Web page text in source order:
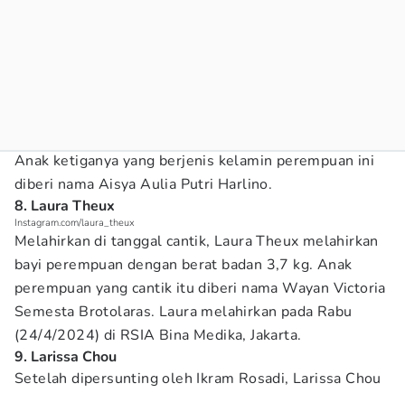
Anak ketiganya yang berjenis kelamin perempuan ini
diberi nama Aisya Aulia Putri Harlino.
8. Laura Theux
Instagram.com/laura_theux
Melahirkan di tanggal cantik, Laura Theux melahirkan
bayi perempuan dengan berat badan 3,7 kg. Anak
perempuan yang cantik itu diberi nama Wayan Victoria
Semesta Brotolaras. Laura melahirkan pada Rabu
(24/4/2024) di RSIA Bina Medika, Jakarta.
9. Larissa Chou
Setelah dipersunting oleh Ikram Rosadi, Larissa Chou